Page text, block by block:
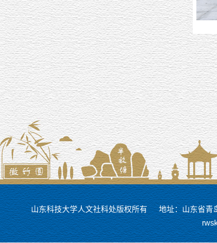
山东科技大学人文社科处版权所有
地址：山东省